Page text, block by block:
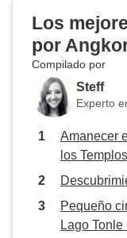
Los
por
Compilado por
Steff
Experto
Amanecer
los
Pequeño
Lago